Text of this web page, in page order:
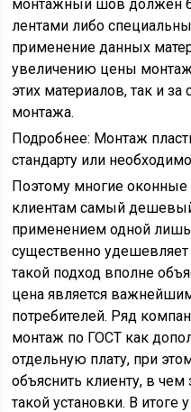
монтажный шов должен
лентами либо
применение данных
увеличению цены
этих материалов, так и
монтажа.
Подробнее: Монтаж
стандарту или
Поэтому многие
клиентам самый
применением одной
существенно
такой подход вполне
цена является
потребителей. Ряд
монтаж по ГОСТ как
отдельную плату, при
объяснить клиенту, в
такой установки. В